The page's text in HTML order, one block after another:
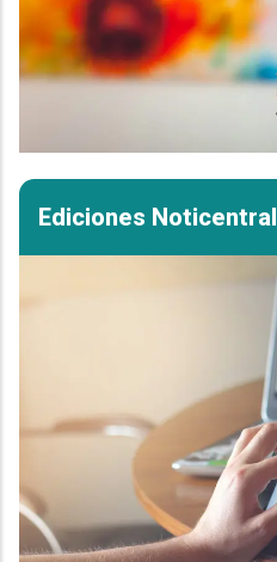
Ediciones Noticentral